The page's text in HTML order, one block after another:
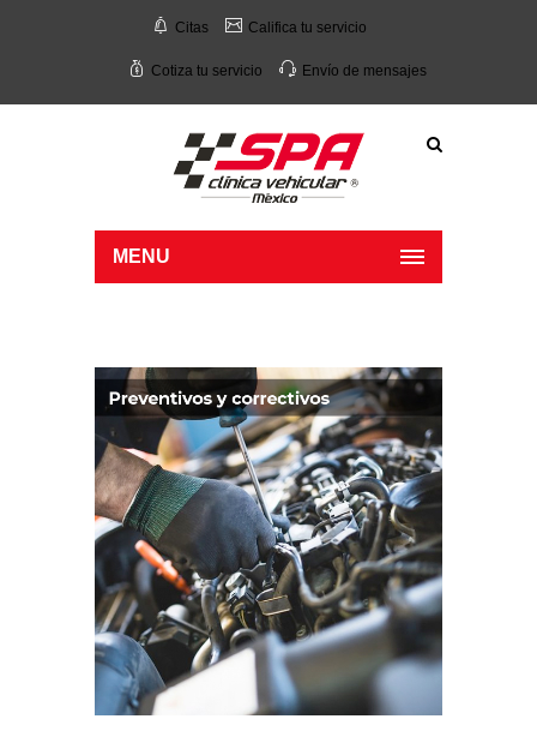
Citas Califica tu servicio
Cotiza tu servicio Envío de mensajes
MENU